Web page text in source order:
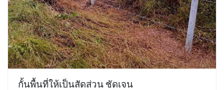
กั้นพื้นที่ให้เป็นสัดส่วน ชัดเจน